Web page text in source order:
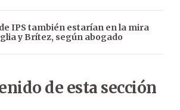
IPS también estarían en la mira
y Brítez, según abogado
de esta sección